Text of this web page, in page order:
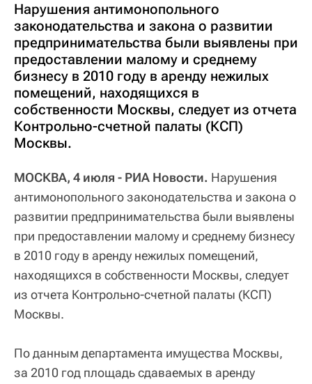
Нарушения антимонопольного
законодательства и закона о развитии
предпринимательства были выявлены при
предоставлении малому и среднему
бизнесу в 2010 году в аренду нежилых
помещений, находящихся в
собственности Москвы, следует из отчета
Контрольно-счетной палаты (КСП)
Москвы.
МОСКВА, 4 июля - РИА Новости. Нарушения
антимонопольного законодательства и закона о
развитии предпринимательства были выявлены
при предоставлении малому и среднему бизнесу
в 2010 году в аренду нежилых помещений,
находящихся в собственности Москвы, следует
из отчета Контрольно-счетной палаты (КСП)
Москвы.
По данным департамента имущества Москвы,
за 2010 год площадь сдаваемых в аренду